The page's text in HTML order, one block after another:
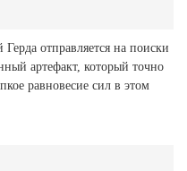
отправляется на поиски
артефакт, который точно
равновесие сил в этом